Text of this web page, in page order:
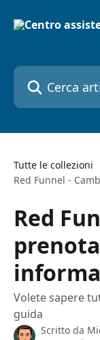
Cerca articoli…
Tutte le collezioni
Red Funnel -
Red
Volete sapere
guida
Scritto da